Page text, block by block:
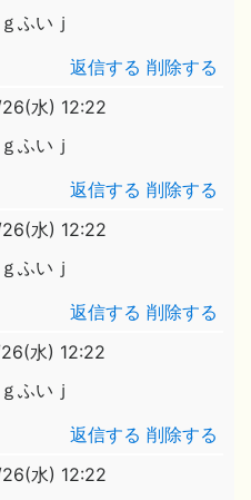
ふいｊ
返信する 削除する
水) 12:22
ふいｊ
返信する 削除する
水) 12:22
ふいｊ
返信する 削除する
水) 12:22
ふいｊ
返信する 削除する
水) 12:22